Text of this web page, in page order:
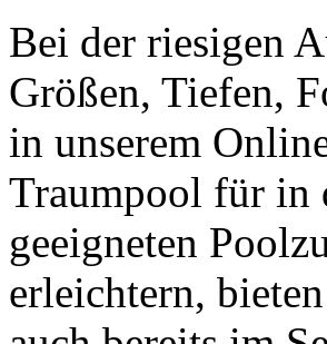
Bei der riesigen
Größen, Tiefen,
in unserem
Traumpool für in
geeigneten
erleichtern,